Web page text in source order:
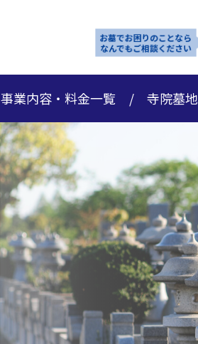
お墓でお困りのことなら
なんでもご相談ください
事業内容・料金一覧 寺院墓地